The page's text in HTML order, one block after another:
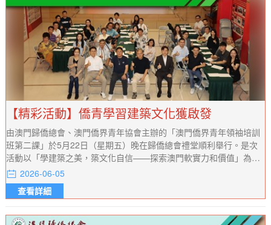
【精彩活動】僑青學習建築文化獲啟發
由澳門歸僑總會、澳門僑界青年協會主辦的「澳門僑界青年領袖培訓
班第二課」於5月22日（星期五）晚在歸僑總會禮堂順利舉行。是次
活動以「學建築之美，築文化自信——探索澳門軟實力和價值」為主
題，邀請歷史建築修復專家呂澤強建築師擔任主講嘉賓，吸引眾多僑
界青年參與，現場氣氛熱烈。
2026-06-05
查看詳細